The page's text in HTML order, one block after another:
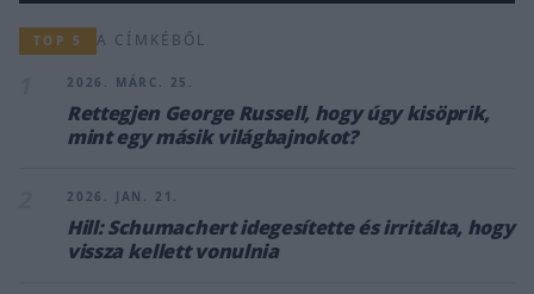
TOP 5 A CÍMKÉBŐL
2026. MÁRC. 25.
Rettegjen George Russell, hogy úgy kisöprik,
mint egy másik világbajnokot?
2026. JAN. 21.
Hill: Schumachert idegesítette és irritálta, hogy
vissza kellett vonulnia